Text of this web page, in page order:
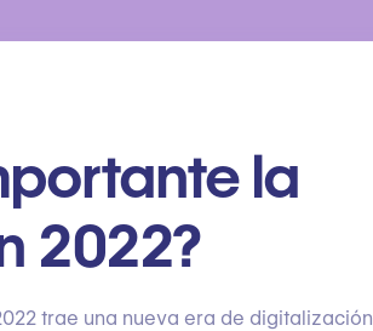
la
2022?
trae una nueva era de digitalización